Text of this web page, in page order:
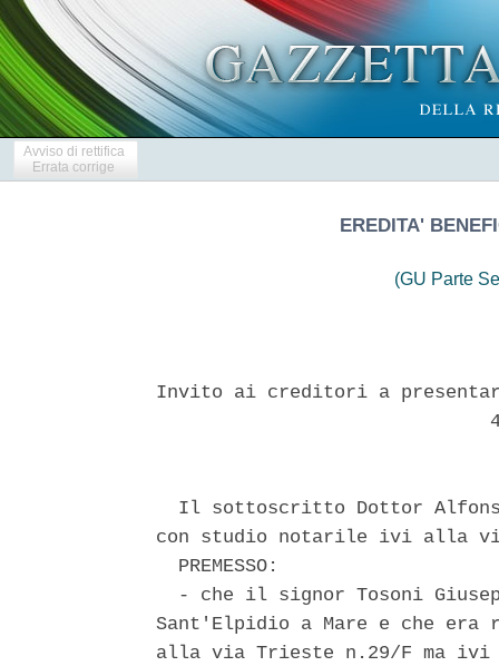
Avviso di rettifica
Errata corrige
EREDITA'
(GU Parte
Invito ai creditori a
Il sottoscritto Dottor
con studio notarile ivi alla
  PREMESSO:
- che il signor Tosoni
Sant'Elpidio a Mare e che
alla via Trieste n.29/F ma